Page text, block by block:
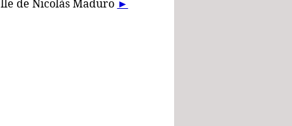
de Nicolás Maduro ►